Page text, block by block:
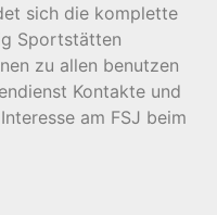
sich die komplette
Sportstätten
zu allen benutzen
Kontakte und
am FSJ beim